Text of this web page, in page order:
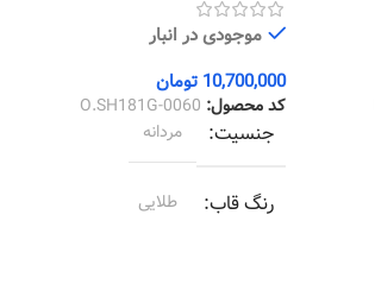
موجودی در انبار
10,700,000 تومان
کد محصول: O.SH181G-0060
جنسیت مردانه
رنگ قاب طلایی